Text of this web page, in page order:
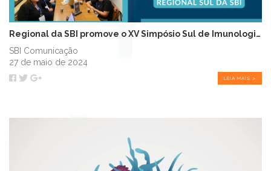
Regional da SBI promove o XV Simpósio Sul de Imunologia (SSI)
SBI Comunicação
27 de maio de 2024
LEIA MAIS >